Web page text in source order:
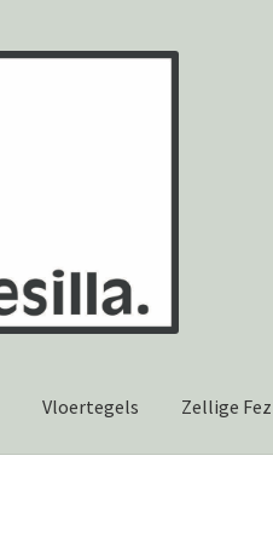
Vloertegels Zellige Fez